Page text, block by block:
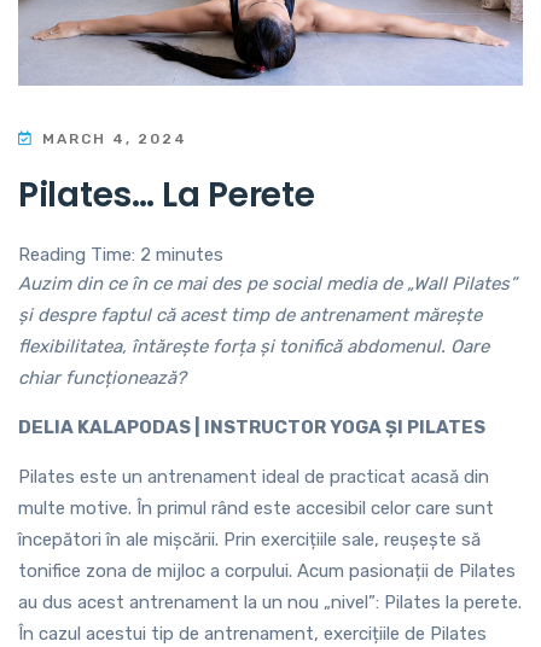
MARCH 4, 2024
Pilates… La Perete
Reading Time: 2 minutes
Auzim din ce în ce mai des pe social media de „Wall Pilates”
și despre faptul că acest timp de antrenament mărește
flexibilitatea, întărește forța și tonifică abdomenul. Oare
chiar funcționează?
DELIA KALAPODAS | INSTRUCTOR YOGA ȘI PILATES
Pilates este un antrenament ideal de practicat acasă din
multe motive. În primul rând este accesibil celor care sunt
începători în ale mișcării. Prin exercițiile sale, reușește să
tonifice zona de mijloc a corpului. Acum pasionații de Pilates
au dus acest antrenament la un nou „nivel”: Pilates la perete.
În cazul acestui tip de antrenament, exercițiile de Pilates